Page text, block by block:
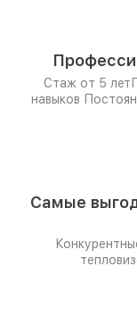
Стаж от 5 лет
навыков
Самые